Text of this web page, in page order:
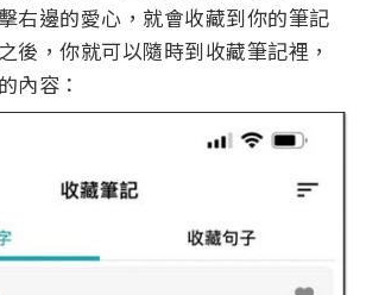
右邊的愛心，就會收藏到你的筆記
後，你就可以隨時到收藏筆記裡，
內容：